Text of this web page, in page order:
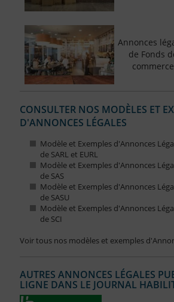
Annonces
de Fonds
commerce
CONSULTER NOS MODÈLES ET
D'ANNONCES LÉGALES
Modèle et Exemples d'Annonces
de SARL et EURL
Modèle et Exemples d'Annonces
de SAS
Modèle et Exemples d'Annonces
de SASU
Modèle et Exemples d'Annonces
de SCI
Voir tous nos modèles et exemples
AUTRES ANNONCES LÉGALES
LIGNE DANS LE JOURNAL